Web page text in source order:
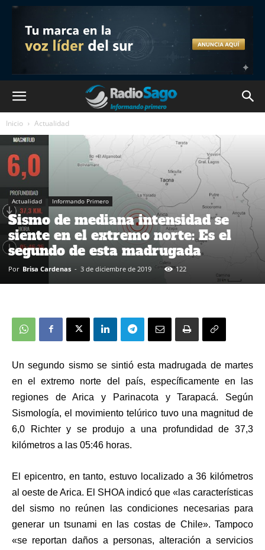
Inicio Actualidad
Actualidad Informando Primero
Sismo de mediana intensidad se
siente en el extremo norte: Es el
segundo de esta madrugada
Por Brisa Cardenas - 3 de diciembre de 2019 122
Un segundo sismo se sintió esta madrugada de martes
en el extremo norte del país, específicamente en las
regiones de Arica y Parinacota y Tarapacá. Según
Sismología, el movimiento telúrico tuvo una magnitud de
6,0 Richter y se produjo a una profundidad de 37,3
kilómetros a las 05:46 horas.
El epicentro, en tanto, estuvo localizado a 36 kilómetros
al oeste de Arica. El SHOA indicó que «las características
del sismo no reúnen las condiciones necesarias para
generar un tsunami en las costas de Chile». Tampoco
«se reportan daños a personas, alteración a servicios